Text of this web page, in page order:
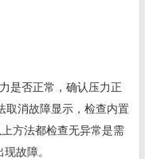
是否正常，确认压力正
取消故障显示，检查内置
方法都检查无异常是需
故障。